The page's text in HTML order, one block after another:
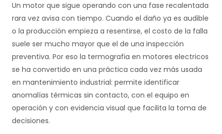
Un motor que sigue operando con una fase recalentada
rara vez avisa con tiempo. Cuando el daño ya es audible
o la producción empieza a resentirse, el costo de la falla
suele ser mucho mayor que el de una inspección
preventiva. Por eso la termografia en motores electricos
se ha convertido en una práctica cada vez más usada
en mantenimiento industrial: permite identificar
anomalías térmicas sin contacto, con el equipo en
operación y con evidencia visual que facilita la toma de
decisiones.